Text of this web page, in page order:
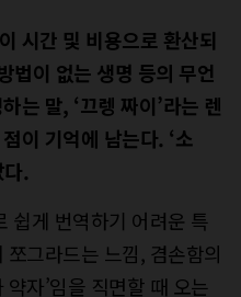
시간 및 비용으로 환산되
법이 없는 생명 등의 무언
는 말, ‘끄렝 짜이’라는 렌
이 기억에 남는다. ‘소
.
쉽게 번역하기 어려운 특
그라드는 느낌, 겸손함의
자’임을 직면할 때 오는